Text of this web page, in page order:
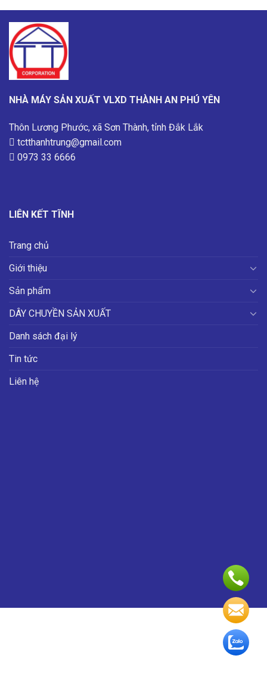
NHÀ MÁY SẢN XUẤT VLXD THÀNH AN PHÚ YÊN
Thôn Lương Phước, xã Sơn Thành, tỉnh Đắk Lắk
tctthanhtrung@gmail.com
0973 33 6666
LIÊN KẾT TĨNH
Trang chủ
Giới thiệu
Sản phẩm
DÂY CHUYỀN SẢN XUẤT
Danh sách đại lý
Tin tức
Liên hệ
Thiết kế